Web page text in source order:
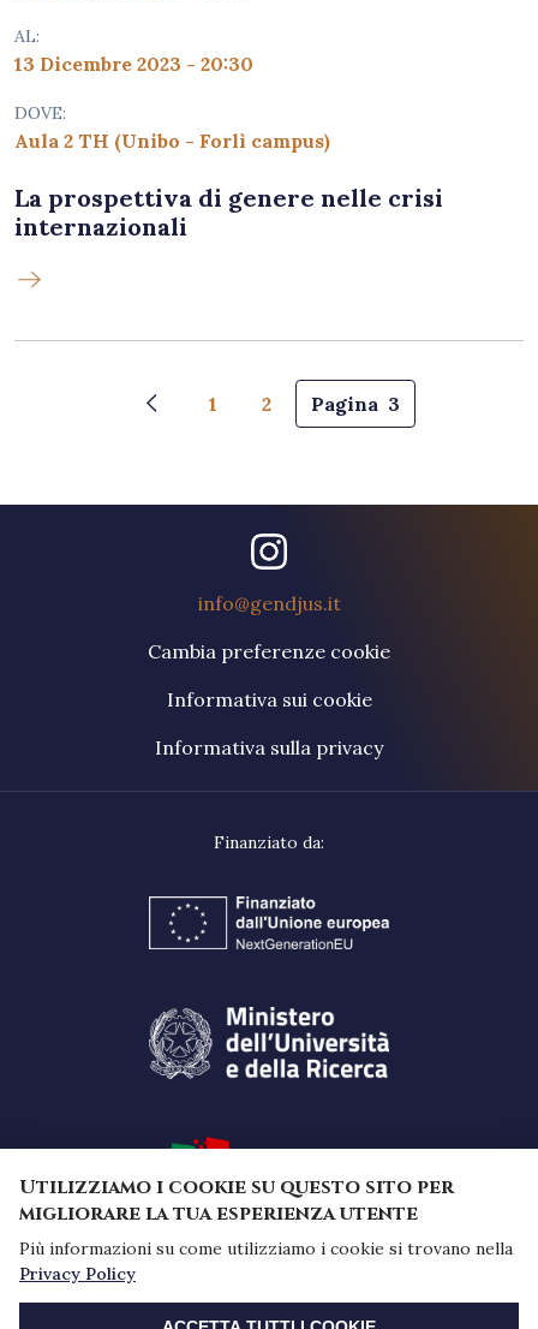
AL:
13 Dicembre 2023 - 20:30
DOVE:
Aula 2 TH (Unibo - Forlì campus)
La prospettiva di genere nelle crisi
internazionali
Paginazione
Pagina precedente
1 2 Pagina 3
info@gendjus.it
Cambia preferenze cookie
Informativa sui cookie
Informativa sulla privacy
Utilizziamo i cookie su questo sito per
migliorare la tua esperienza utente
Più informazioni su come utilizziamo i cookie si trovano nella
Privacy Policy
REVOCA CONSENSO